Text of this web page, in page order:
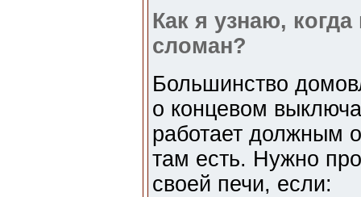
Как я узнаю,
сломан?
Большинство
о концевом
работает должным
там есть. Нужно
своей печи, если: